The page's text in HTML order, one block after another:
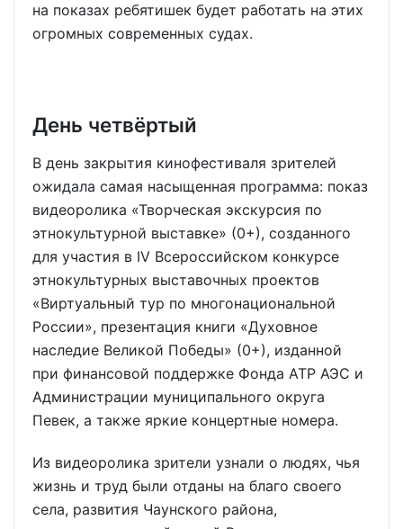
на показах ребятишек будет работать на этих
огромных современных судах.
День четвёртый
В день закрытия кинофестиваля зрителей
ожидала самая насыщенная программа: показ
видеоролика «Творческая экскурсия по
этнокультурной выставке» (0+), созданного
для участия в IV Всероссийском конкурсе
этнокультурных выставочных проектов
«Виртуальный тур по многонациональной
России», презентация книги «Духовное
наследие Великой Победы» (0+), изданной
при финансовой поддержке Фонда АТР АЭС и
Администрации муниципального округа
Певек, а также яркие концертные номера.
Из видеоролика зрители узнали о людях, чья
жизнь и труд были отданы на благо своего
села, развития Чаунского района,